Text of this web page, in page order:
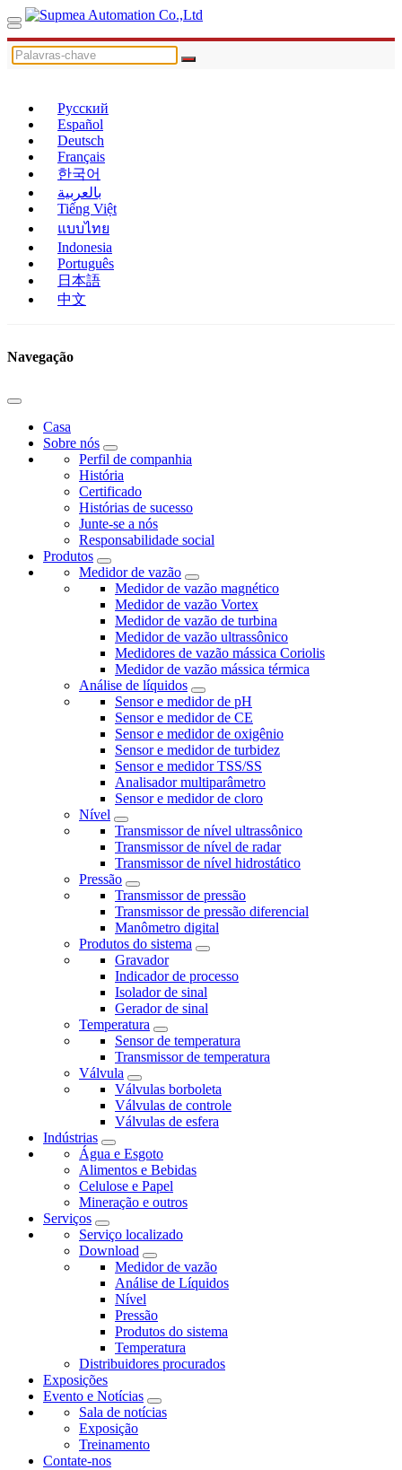
Русский
Español
Deutsch
Français
한국어
بالعربية
Tiếng Việt
แบบไทย
Indonesia
Português
日本語
中文
Navegação
Casa
Sobre nós
Perfil de companhia
História
Certificado
Histórias de sucesso
Junte-se a nós
Responsabilidade social
Produtos
Medidor de vazão
Medidor de vazão magnético
Medidor de vazão Vortex
Medidor de vazão de turbina
Medidor de vazão ultrassônico
Medidores de vazão mássica Coriolis
Medidor de vazão mássica térmica
Análise de líquidos
Sensor e medidor de pH
Sensor e medidor de CE
Sensor e medidor de oxigênio
Sensor e medidor de turbidez
Sensor e medidor TSS/SS
Analisador multiparâmetro
Sensor e medidor de cloro
Nível
Transmissor de nível ultrassônico
Transmissor de nível de radar
Transmissor de nível hidrostático
Pressão
Transmissor de pressão
Transmissor de pressão diferencial
Manômetro digital
Produtos do sistema
Gravador
Indicador de processo
Isolador de sinal
Gerador de sinal
Temperatura
Sensor de temperatura
Transmissor de temperatura
Válvula
Válvulas borboleta
Válvulas de controle
Válvulas de esfera
Indústrias
Água e Esgoto
Alimentos e Bebidas
Celulose e Papel
Mineração e outros
Serviços
Serviço localizado
Download
Medidor de vazão
Análise de Líquidos
Nível
Pressão
Produtos do sistema
Temperatura
Distribuidores procurados
Exposições
Evento e Notícias
Sala de notícias
Exposição
Treinamento
Contate-nos